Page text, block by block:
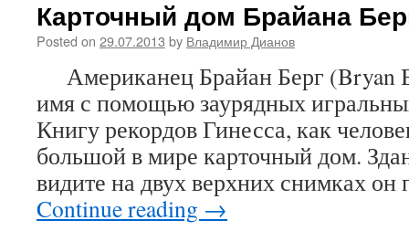
Карточный дом Брайана
Posted on 29.07.2013 by Владимир Дианов
Американец Брайан Берг (Bryan
имя с помощью заурядных
Книгу рекордов Гинесса, как
большой в мире карточный дом.
видите на двух верхних снимках
Continue reading →